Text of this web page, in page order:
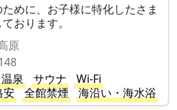
めに、お子様に特化したさま
おります。
原
温泉 サウナ
Wi-Fi
安 全館禁煙
海沿い・海水浴